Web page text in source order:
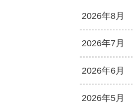
2026年8月
2026年7月
2026年6月
2026年5月